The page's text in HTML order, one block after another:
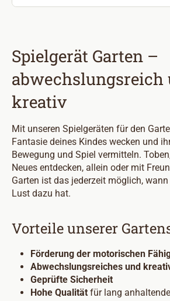
Spielgerät Garten –
abwechslungsreich
kreativ
Mit unseren Spielgeräten für den
Fantasie deines Kindes wecken und
Bewegung und Spiel vermitteln.
Neues entdecken, allein oder mit
Garten ist das jederzeit möglich,
Lust dazu hat.
Vorteile unserer
Förderung der motorischen
Abwechslungsreiches und
Geprüfte Sicherheit
Hohe Qualität für lang